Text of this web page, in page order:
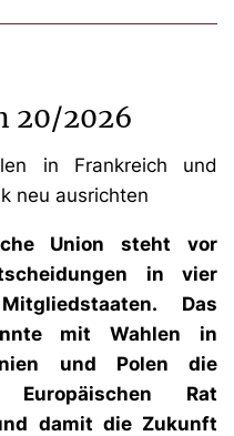
20/2026
in Frankreich und
neu ausrichten
Union steht vor
in vier
Das
mit Wahlen in
und Polen die
Rat
damit die Zukunft